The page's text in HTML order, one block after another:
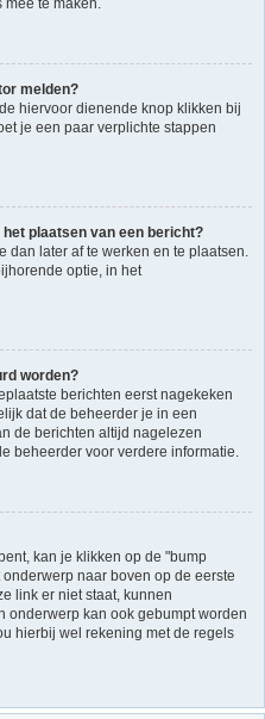
mee te maken.
melden?
hiervoor dienende knop klikken bij
je een paar verplichte stappen
plaatsen van een bericht?
dan later af te werken en te plaatsen.
optie, in het
worden?
berichten eerst nagekeken
dat de beheerder je in een
de berichten altijd nagelezen
beheerder voor verdere informatie.
kan je klikken op de "bump
naar boven op de eerste
link er niet staat, kunnen
onderwerp kan ook gebumpt worden
hierbij wel rekening met de regels